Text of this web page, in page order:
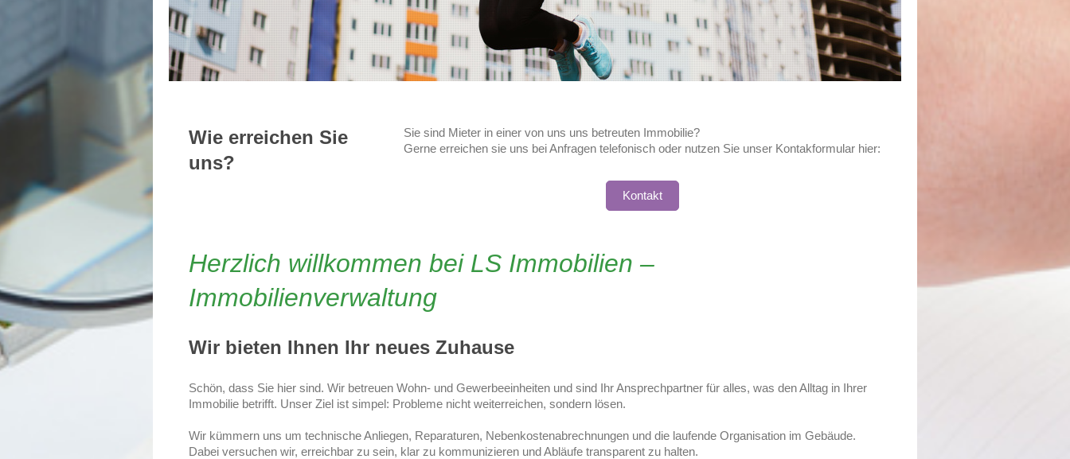
Wie erreichen Sie
uns?
Sie sind Mieter in einer von uns uns betreuten Immobilie?
Gerne erreichen sie uns bei Anfragen telefonisch oder nutzen Sie unser Kontakformular hier:
Kontakt
Herzlich willkommen bei LS Immobilien –
Immobilienverwaltung
Wir bieten Ihnen Ihr neues Zuhause
Schön, dass Sie hier sind. Wir betreuen Wohn- und Gewerbeeinheiten und sind Ihr Ansprechpartner für alles, was den Alltag in Ihrer
Immobilie betrifft. Unser Ziel ist simpel: Probleme nicht weiterreichen, sondern lösen.
Wir kümmern uns um technische Anliegen, Reparaturen, Nebenkostenabrechnungen und die laufende Organisation im Gebäude.
Dabei versuchen wir, erreichbar zu sein, klar zu kommunizieren und Abläufe transparent zu halten.